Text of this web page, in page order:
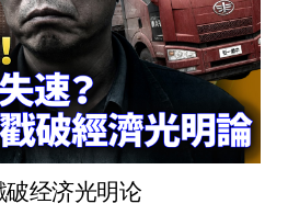
破经济光明论